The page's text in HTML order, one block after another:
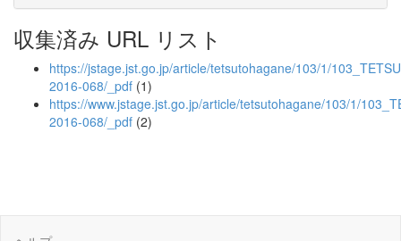
収集済み URL リスト
https://jstage.jst.go.jp/article/tetsutohagane/103/1/
2016-068/_pdf (1)
https://www.jstage.jst.go.jp/article/tetsutohagane/103/1/
2016-068/_pdf (2)